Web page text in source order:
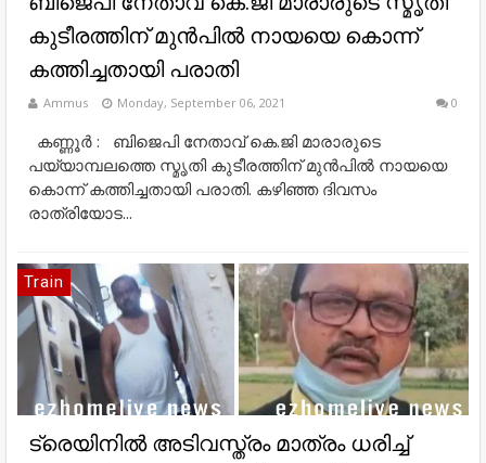
കുടീരത്തിന് മുൻപിൽ നായയെ കൊന്ന്
കത്തിച്ചതായി പരാതി
Ammus Monday, September 06, 2021 0
കണ്ണൂർ : ബിജെപി നേതാവ് കെ.ജി മാരാരുടെ
പയ്യാമ്പലത്തെ സ്മൃതി കുടീരത്തിന് മുൻപിൽ നായയെ
കൊന്ന് കത്തിച്ചതായി പരാതി. കഴിഞ്ഞ ദിവസം
രാത്രിയോട...
Train
ട്രെയിനില്‍ അടിവസ്ത്രം മാത്രം ധരിച്ച്‌